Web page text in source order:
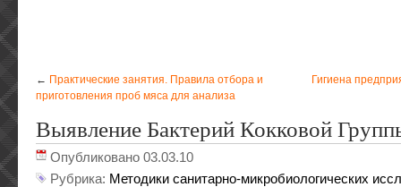
← Практические занятия. Правила отбора и
приготовления проб мяса для анализа
Гигиена
Выявление Бактерий Кокковой
Опубликовано 03.03.10
Рубрика: Методики санитарно-микробиологических